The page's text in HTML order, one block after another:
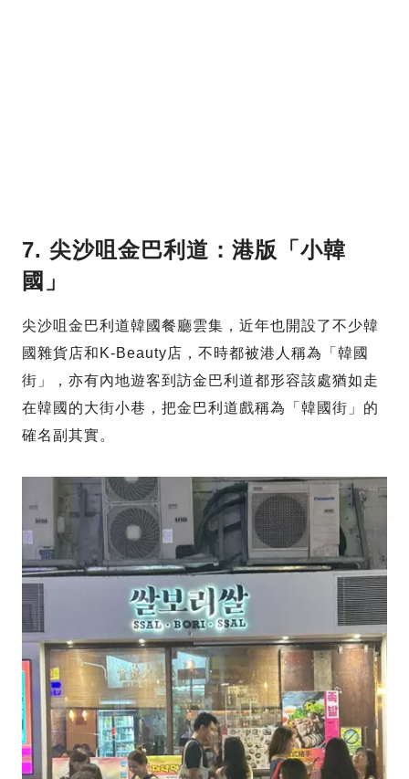
7. 尖沙咀金巴利道：港版「小韓
國」
尖沙咀金巴利道韓國餐廳雲集，近年也開設了不少韓
國雜貨店和K-Beauty店，不時都被港人稱為「韓國
街」，亦有內地遊客到訪金巴利道都形容該處猶如走
在韓國的大街小巷，把金巴利道戲稱為「韓國街」的
確名副其實。